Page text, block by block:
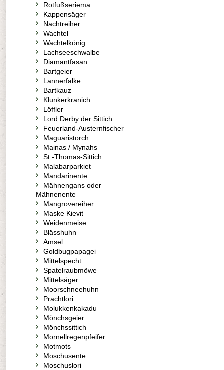
Rotfußseriema
Kappensäger
Nachtreiher
Wachtel
Wachtelkönig
Lachseeschwalbe
Diamantfasan
Bartgeier
Lannerfalke
Bartkauz
Klunkerkranich
Löffler
Lord Derby der Sittich
Feuerland-Austernfischer
Maguaristorch
Mainas / Mynahs
St.-Thomas-Sittich
Malabarparkiet
Mandarinente
Mähnengans oder
Mähnenente
Mangrovereiher
Maske Kievit
Weidenmeise
Blässhuhn
Amsel
Goldbugpapagei
Mittelspecht
Spatelraubmöwe
Mittelsäger
Moorschneehuhn
Prachtlori
Molukkenkakadu
Mönchsgeier
Mönchssittich
Mornellregenpfeifer
Motmots
Moschusente
Moschuslori